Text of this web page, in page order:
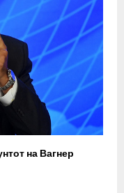
на Вагнер